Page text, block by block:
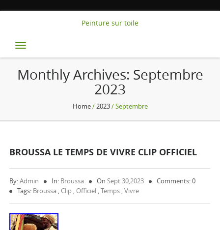
Peinture sur toile
Toggle
navigation
Monthly Archives: Septembre
2023
Home/2023/ Septembre
BROUSSA LE TEMPS DE VIVRE CLIP OFFICIEL
By:Admin In: Broussa OnSept 30,2023
Comments: 0
Tags: Broussa , Clip , Officiel ,Temps ,Vivre